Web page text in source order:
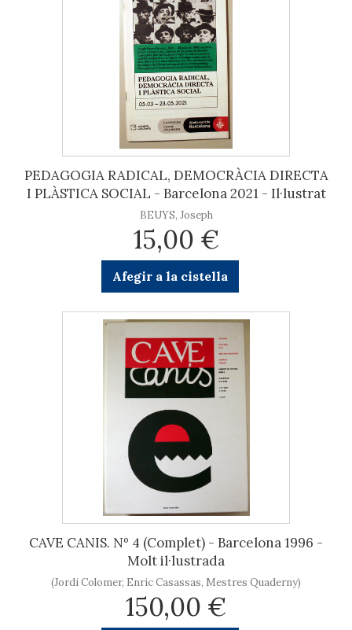
PEDAGOGIA RADICAL, DEMOCRÀCIA DIRECTA
I PLÀSTICA SOCIAL - Barcelona 2021 - Il·lustrat
BEUYS, Joseph
15,00 €
Afegir a la cistella
CAVE CANIS. Nº 4 (Complet) - Barcelona 1996 -
Molt il·lustrada
(Jordi Colomer, Enric Casassas, Mestres Quaderny)
150,00 €